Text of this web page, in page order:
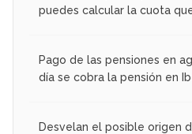
puedes calcular la cuota
Pago de las pensiones en
día se cobra la pensión en
Desvelan el posible origen